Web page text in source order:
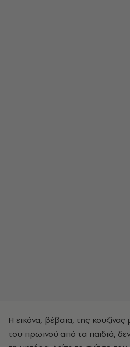
Η εικόνα, βέβαια, της
του πρωινού από τα παιδιά, δεν